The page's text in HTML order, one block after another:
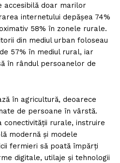
accesibilă doar marilor
internetului depășea 74%
58% în zonele rurale.
din mediul urban foloseau
57% în mediul rural, iar
în rândul persoanelor de
în agricultură, deoarece
de persoane în vârstă.
conectivității rurale, instruire
modernă și modele
fermieri să poată împărți
digitale, utilaje și tehnologii